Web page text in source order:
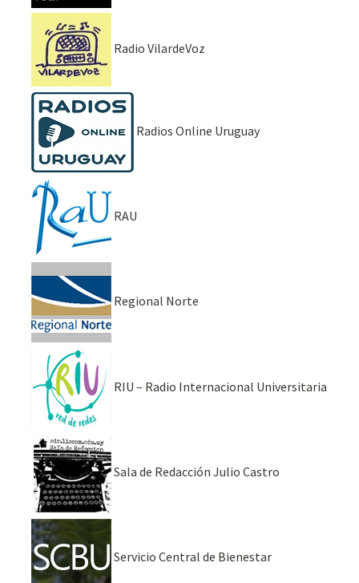
Radio VilardeVoz
Radios Online Uruguay
RAU
Regional Norte
RIU – Radio Internacional Universitaria
Sala de Redacción Julio Castro
Servicio Central de Bienestar